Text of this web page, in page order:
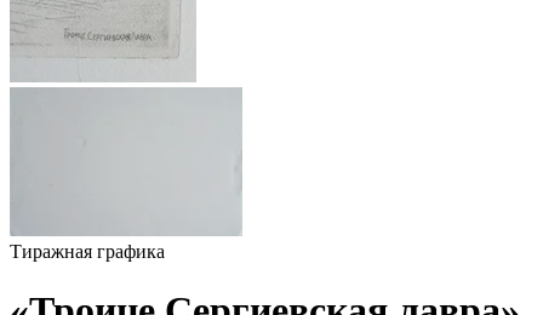
Тиражная графика